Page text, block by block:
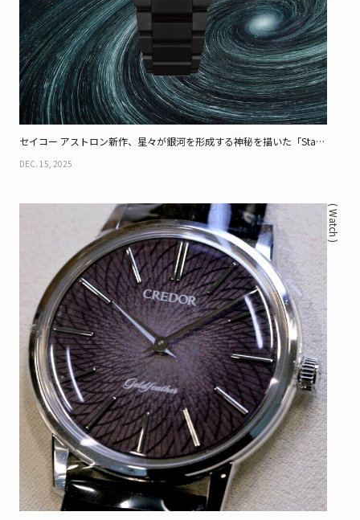
セイコー アストロン新作、星々が銀河を形成する神秘を描いた「Starry
DEC. 15, 2025
( Watch )